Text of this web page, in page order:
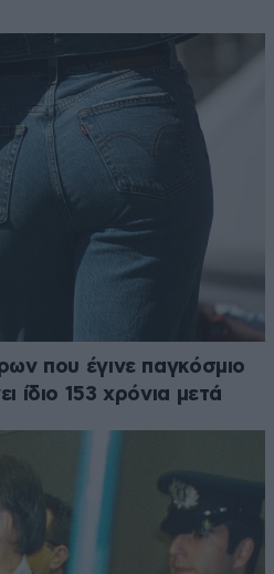
που έγινε παγκόσμιο
ίδιο 153 χρόνια μετά